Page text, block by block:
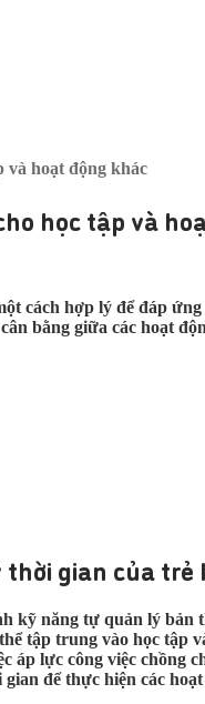
và hoạt động khác
học tập và
cách hợp lý để đáp
bằng giữa các hoạt
gian của trẻ
năng tự quản lý bản
tập trung vào học tập
áp lực công việc chồng
để thực hiện các